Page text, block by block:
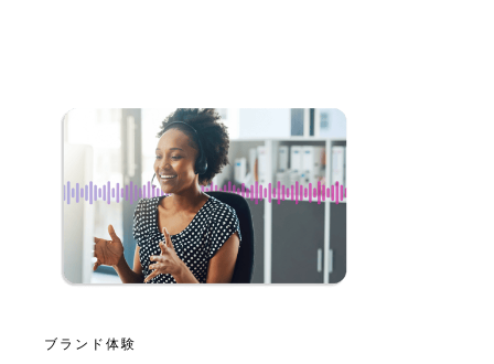
ブランド体験